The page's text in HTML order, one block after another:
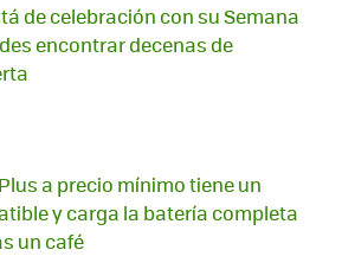
de celebración con su Semana
encontrar decenas de
a precio mínimo tiene un
y carga la batería completa
un café